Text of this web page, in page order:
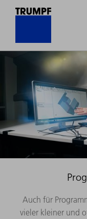
Auch für
vieler kleiner und